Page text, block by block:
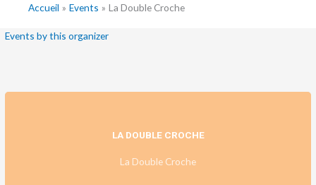
Accueil Events La Double Croche
Events by this organizer
LA DOUBLE CROCHE
La Double Croche